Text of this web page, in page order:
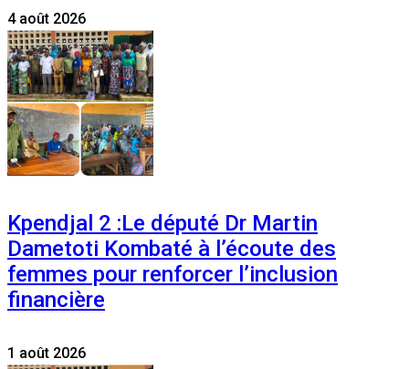
4 août 2026
Kpendjal 2 :Le député Dr Martin
Dametoti Kombaté à l’écoute des
femmes pour renforcer l’inclusion
financière
1 août 2026